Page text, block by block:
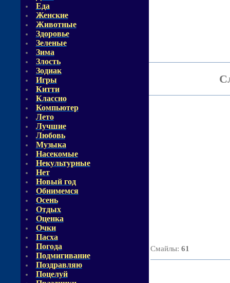
Еда
Женские
Животные
Здоровье
Зеленые
Зима
Злость
Зодиак
Игры
Китти
Классно
Компьютер
Лето
Лучшие
Любовь
Музыка
Насекомые
Некультурные
Нет
Новый год
Обнимемся
Осень
Отдых
Оценка
Очки
Пасха
Погода
Подмигивание
Поздравляю
Поцелуй
Смайлы: 61